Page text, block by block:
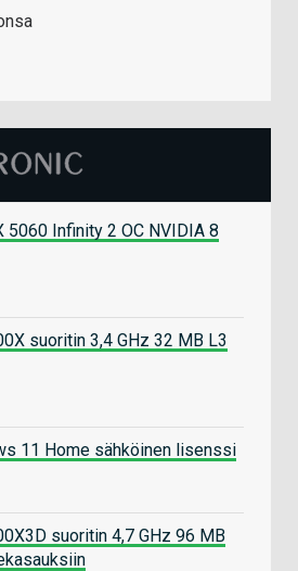
5060 Infinity 2 OC NVIDIA 8
suoritin 3,4 GHz 32 MB L3
11 Home sähköinen lisenssi
suoritin 4,7 GHz 96 MB